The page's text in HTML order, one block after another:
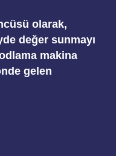
olarak,
değer sunmayı
makina
gelen